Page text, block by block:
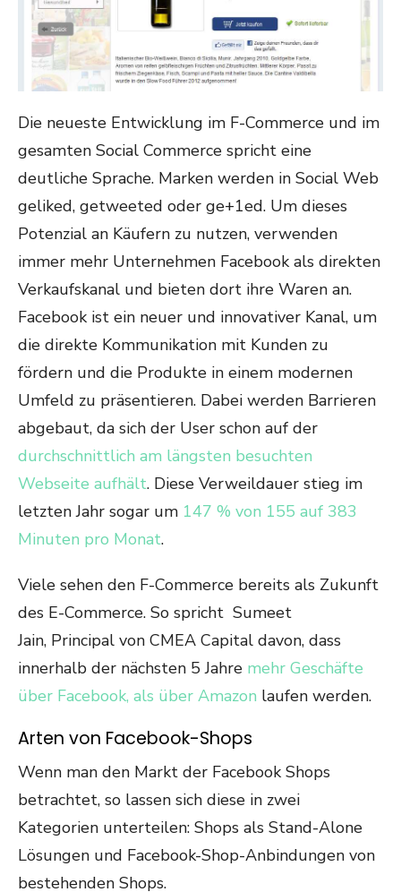
Die neueste Entwicklung im F-Commerce und im
gesamten Social Commerce spricht eine
deutliche Sprache. Marken werden in Social Web
geliked, getweeted oder ge+1ed. Um dieses
Potenzial an Käufern zu nutzen, verwenden
immer mehr Unternehmen Facebook als direkten
Verkaufskanal und bieten dort ihre Waren an.
Facebook ist ein neuer und innovativer Kanal, um
die direkte Kommunikation mit Kunden zu
fördern und die Produkte in einem modernen
Umfeld zu präsentieren. Dabei werden Barrieren
abgebaut, da sich der User schon auf der
durchschnittlich am längsten besuchten
Webseite aufhält. Diese Verweildauer stieg im
letzten Jahr sogar um 147 % von 155 auf 383
Minuten pro Monat.
Viele sehen den F-Commerce bereits als Zukunft
des E-Commerce. So spricht Sumeet
Jain, Principal von CMEA Capital davon, dass
innerhalb der nächsten 5 Jahre mehr Geschäfte
über Facebook, als über Amazon laufen werden.
Arten von Facebook-Shops
Wenn man den Markt der Facebook Shops
betrachtet, so lassen sich diese in zwei
Kategorien unterteilen: Shops als Stand-Alone
Lösungen und Facebook-Shop-Anbindungen von
bestehenden Shops.